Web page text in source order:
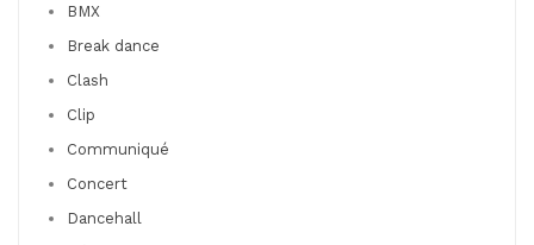
BMX
Break dance
Clash
Clip
Communiqué
Concert
Dancehall